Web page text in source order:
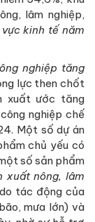
lâm nghiệp,
kinh tế năm
nghiệp tăng
lực then chốt
xuất ước tăng
nghiệp chế
Một số dự án
chủ yếu có
số sản phẩm
xuất nông, lâm
do tác động của
mưa lớn) và